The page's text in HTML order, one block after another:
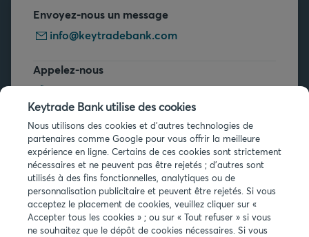
Envoyez-nous un message
info@keytradebank.com
Appelez-nous
+32 2 679 90 00
Vous avez des questions ?
Questions fréquentes
Keytrade Bank utilise des cookies
Nous utilisons des cookies et d'autres technologies de
partenaires comme Google pour vous offrir la meilleure
expérience en ligne. Certains de ces cookies sont strictement
nécessaires et ne peuvent pas être rejetés ; d'autres sont
utilisés à des fins fonctionnelles, analytiques ou de
personnalisation publicitaire et peuvent être rejetés. Si vous
acceptez le placement de cookies, veuillez cliquer sur «
Accepter tous les cookies » ; ou sur « Tout refuser » si vous
ne souhaitez que le dépôt de cookies nécessaires. Si vous